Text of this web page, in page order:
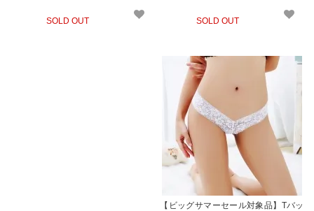
SOLD OUT
SOLD OUT
【ビッグサマーセール対象品】Tバッ